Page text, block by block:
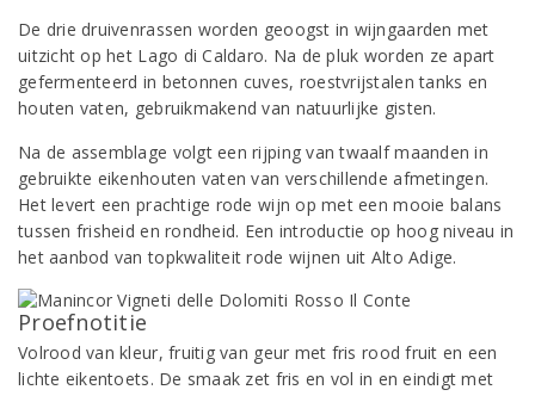
De drie druivenrassen worden geoogst in wijngaarden met
uitzicht op het Lago di Caldaro. Na de pluk worden ze apart
gefermenteerd in betonnen cuves, roestvrijstalen tanks en
houten vaten, gebruikmakend van natuurlijke gisten.
Na de assemblage volgt een rijping van twaalf maanden in
gebruikte eikenhouten vaten van verschillende afmetingen.
Het levert een prachtige rode wijn op met een mooie balans
tussen frisheid en rondheid. Een introductie op hoog niveau in
het aanbod van topkwaliteit rode wijnen uit Alto Adige.
Proefnotitie
Volrood van kleur, fruitig van geur met fris rood fruit en een
lichte eikentoets. De smaak zet fris en vol in en eindigt met